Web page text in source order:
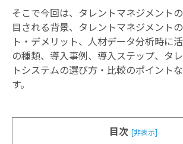
そこで今回は、タレントマネジメント
目される背景、タレントマネジメント
ト・デメリット、人材データ分析時に
の種類、導入事例、導入ステップ、タ
トシステムの選び方・比較のポイント
す。
目次 [非表示]